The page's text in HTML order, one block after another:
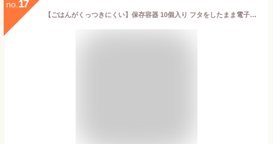
no. 17
【ごはんがくっつきにくい】保存容器 10個入り フタをしたまま電子レンジ対応 耐熱 耐熱容器 電子レンジ お弁当箱 作り置き 保存 セット おかず 冷凍 ごはん 冷凍保存 タッパー 冷凍ごはん ふっくら 炊き立て タッパー 弁当箱